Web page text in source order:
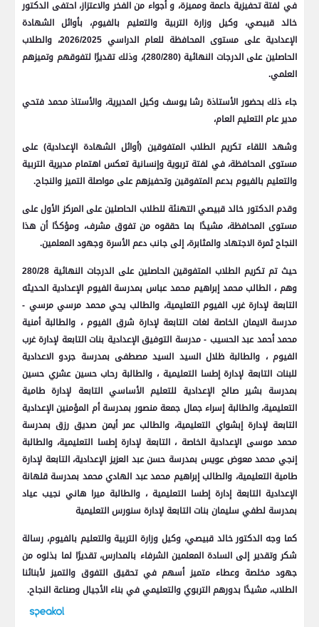
في لفتة تحفيزية داعمة ومميزة، و أجواء من الفخر والاعتزاز، احتفى الدكتور
خالد قبيصي، وكيل وزارة التربية والتعليم بالفيوم، بأوائل الشهادة
الإعدادية على مستوى المحافظة للعام الدراسي 2026/2025، والطلاب
الحاصلين على الدرجات النهائية (280/280)، وذلك تقديرًا لتفوقهم وتميزهم
العلمي.
جاء ذلك بحضور الأستاذة رشا يوسف وكيل المديرية، والأستاذ محمد فتحي
مدير عام التعليم العام،
وشهد اللقاء تكريم الطلاب المتفوقين (أوائل الشهادة الإعدادية) على
مستوى المحافظة، في لفتة تربوية وإنسانية تعكس اهتمام مديرية التربية
والتعليم بالفيوم بدعم المتفوقين وتحفيزهم على مواصلة التميز والنجاح.
وقدم الدكتور خالد قبيصي التهنئة للطلاب الحاصلين على المركز الأول على
مستوى المحافظة، مشيدًا بما حققوه من تفوق مشرف، ومؤكدًا أن هذا
النجاح ثمرة الاجتهاد والمثابرة، إلى جانب دعم الأسرة وجهود المعلمين.
حيث تم تكريم الطلاب المتفوقين الحاصلين على الدرجات النهائية 280/28
وهم ، الطالب محمد إبراهيم محمد عباس بمدرسة الفيوم الإعدادية الحديثه
التابعة لإدارة غرب الفيوم التعليمية، والطالب يحي محمد مرسي مرسي -
مدرسة الايمان الخاصة لغات التابعة لإدارة شرق الفيوم ، والطالبة أمنية
محمد أحمد عبد الحسيب - مدرسة التوفيق الإعدادية بنات التابعة لإدارة غرب
الفيوم ، والطالبة ظلال السيد السيد مصطفى بمدرسة جردو الاعدادية
للبنات التابعة لإدارة إطسا التعليمية ، والطالبة رحاب حسين عشري حسين
بمدرسة بشير صالح الإعدادية للتعليم الأساسي التابعة لإدارة طامية
التعليمية، والطالبة إسراء جمال جمعة منصور بمدرسة أم المؤمنين الإعدادية
التابعة لإدارة إبشواي التعليمية، والطالب عمر أيمن صديق رزق بمدرسة
محمد موسى الإعدادية الخاصة ، التابعة لإدارة إطسا التعليمية، والطالبة
إنجي محمد معوض عويس بمدرسة حسن عبد العزيز الإعدادية، التابعة لإدارة
طامية التعليمية، والطالب إبراهيم محمد عبد الهادي محمد بمدرسة قلهانة
الإعدادية التابعة إدارة إطسا التعليمية ، والطالبة ميرا هاني نجيب عياد
بمدرسة لطفي سليمان بنات التابعة لإدارة سنورس التعليمية
كما وجه الدكتور خالد قبيصي، وكيل وزارة التربية والتعليم بالفيوم، رسالة
شكر وتقدير إلى السادة المعلمين الشرفاء بالمدارس، تقديرًا لما بذلوه من
جهود مخلصة وعطاء متميز أسهم في تحقيق التفوق والتميز لأبنائنا
الطلاب، مشيدًا بدورهم التربوي والتعليمي في بناء الأجيال وصناعة النجاح.